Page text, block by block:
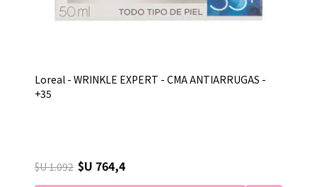
Loreal - WRINKLE EXPERT - CMA ANTIARRUGAS -
+35
$U 1.092 $U 764,4